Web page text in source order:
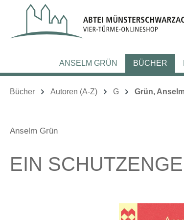
Hauptinhalt springen
Zur Suche springen
Zur Hauptnavigation springen
ANSELM GRÜN BÜCHER
Bücher Autoren (A-Z) G Grün,
Anselm Grün
EIN